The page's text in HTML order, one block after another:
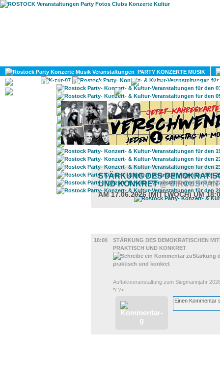
PARTY KONZERTE MUSIK
KULTUR
GAY
STÄRKUNG DES
UND KONKRET@ CIRCUS
AM 17.06.2026 (MITTWOCH) UM
18:00
STÄRKUNG DES DEMOKRATISCHEN
PRAKTISCH UND KONKRET
Auftaktveranstaltung zum Siegmannjahr
*/ ?>